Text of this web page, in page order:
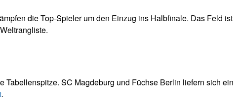
die Top-Spieler um den Einzug ins Halbfinale. Das Feld ist
SC Magdeburg und Füchse Berlin liefern sich ein
.